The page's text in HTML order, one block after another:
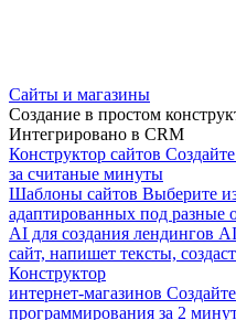
Сайты и магазины
Создание в простом
Интегрировано в CRM
Конструктор сайтов
за считаные минуты
Шаблоны сайтов Выберите
адаптированных под разные
AI для создания лендингов
сайт, напишет тексты,
Конструктор
интернет-магазинов
программирования за 2